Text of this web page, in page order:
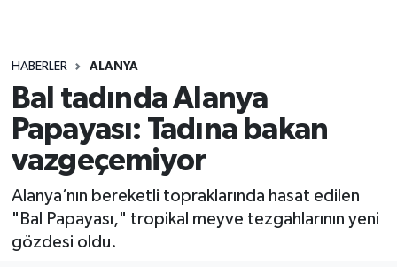
HABERLER ALANYA
Bal tadında Alanya
Papayası: Tadına bakan
vazgeçemiyor
Alanya’nın bereketli topraklarında hasat edilen
"Bal Papayası," tropikal meyve tezgahlarının yeni
gözdesi oldu.
Siyaset
Spor
Turizm
Ekonomi
Gazipaşa
Süper Lig Puan Durumu ve Fikstür
Tüm Manşetler
Son Dakika Haberleri
Haber Arşivi